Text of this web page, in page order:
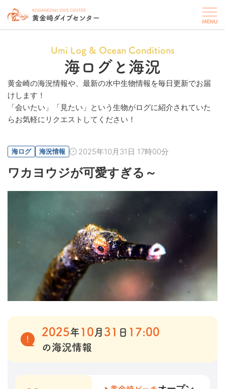
Umi Log & Ocean Conditions
海ログと海況
黄金崎の海況情報や、最新の水中生物情報を毎日更新でお届
けします！
「会いたい」「見たい」という生物がログに紹介されていた
らお気軽にリクエストしてください！
海ログ 海況情報 2025年10月31日 17時00分
ワカヨウジが可愛すぎる～
2025年 10 月 31 日 17:00
の海況情報